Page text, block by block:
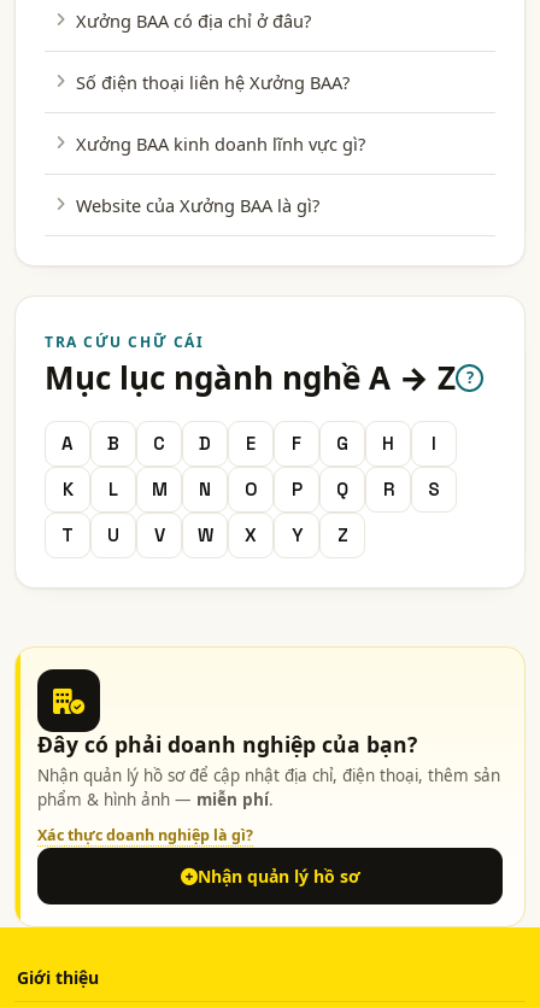
Xưởng BAA có địa chỉ ở đâu?
Số điện thoại liên hệ Xưởng BAA?
Xưởng BAA kinh doanh lĩnh vực gì?
Website của Xưởng BAA là gì?
TRA CỨU CHỮ CÁI
Mục lục ngành nghề A → Z ?
A B C D E F G H
I
K
L M N O P Q R
S
T
U V W X Y Z
Đây có phải doanh nghiệp của bạn?
Nhận quản lý hồ sơ để cập nhật địa chỉ, điện thoại, thêm sản
phẩm & hình ảnh — miễn phí.
Xác thực doanh nghiệp là gì?
Nhận quản lý hồ sơ
Giới thiệu